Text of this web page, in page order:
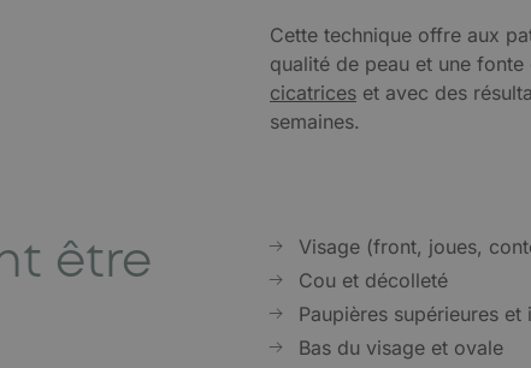
Cette technique offre aux
qualité de peau et une fonte
cicatrices et avec des
semaines.
être
Visage (front, joues,
Cou et décolleté
Paupières supérieures et
Bas du visage et ovale